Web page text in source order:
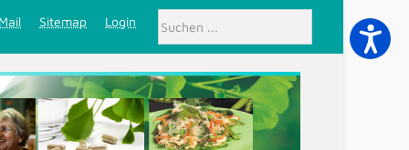
Sitemap Login